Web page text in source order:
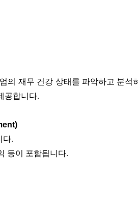
의 재무 건강 상태를 파악하고 분석
공합니다.
다.
등이 포함됩니다.